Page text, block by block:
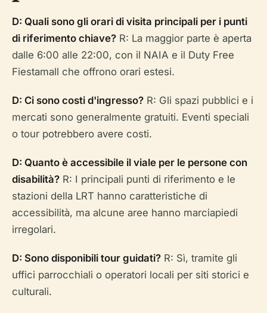
D: Quali sono gli orari di visita principali per i punti
di riferimento chiave? R: La maggior parte è aperta
dalle 6:00 alle 22:00, con il NAIA e il Duty Free
Fiestamall che offrono orari estesi.
D: Ci sono costi d'ingresso? R: Gli spazi pubblici e i
mercati sono generalmente gratuiti. Eventi speciali
o tour potrebbero avere costi.
D: Quanto è accessibile il viale per le persone con
disabilità? R: I principali punti di riferimento e le
stazioni della LRT hanno caratteristiche di
accessibilità, ma alcune aree hanno marciapiedi
irregolari.
D: Sono disponibili tour guidati? R: Sì, tramite gli
uffici parrocchiali o operatori locali per siti storici e
culturali.